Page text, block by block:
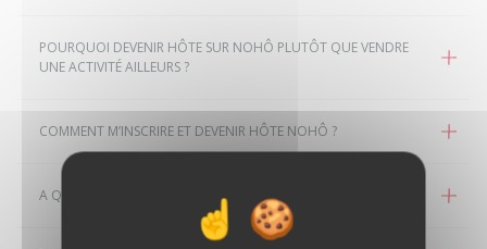
POURQUOI DEVENIR HÔTE SUR NOHÔ PLUTÔT QUE VENDRE
UNE ACTIVITÉ AILLEURS ?
COMMENT M’INSCRIRE ET DEVENIR HÔTE NOHÔ ?
A QUEL ÂGE PEUT-ON DEVENIR HÔTE NOHÔ ?